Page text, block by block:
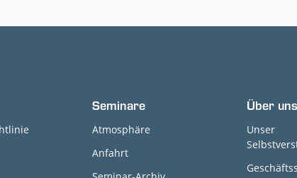
Seminare
Atmosphäre
Anfahrt
Über uns
Unser